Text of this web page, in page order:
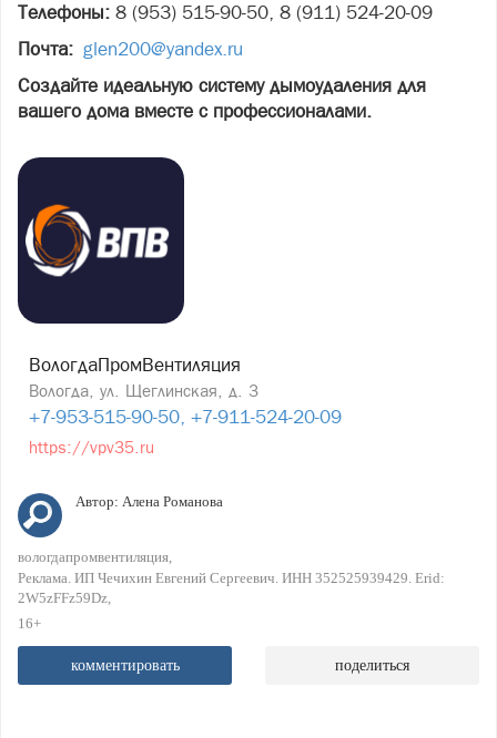
Телефоны: 8 (953) 515-90-50, 8 (911) 524-20-09
Почта: glen200@yandex.ru
Создайте идеальную систему дымоудаления для
вашего дома вместе с профессионалами.
ВологдаПромВентиляция
Вологда, ул. Щеглинская, д. 3
+7-953-515-90-50, +7-911-524-20-09
https://vpv35.ru
Автор: Алена Романова
вологдапромвентиляция
Реклама. ИП Чечихин Евгений Сергеевич. ИНН 352525939429. Erid:
2W5zFFz59Dz
16+
комментировать поделиться